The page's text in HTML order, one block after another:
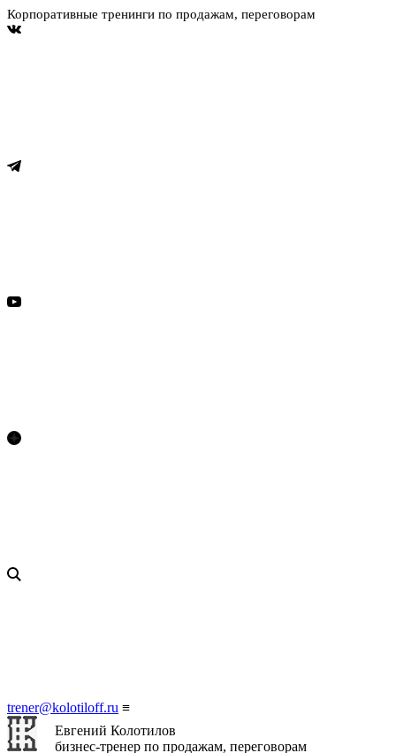
Корпоративные тренинги по продажам, переговорам
trener@kolotiloff.ru ≡
Евгений Колотилов
бизнес-тренер по продажам, переговорам